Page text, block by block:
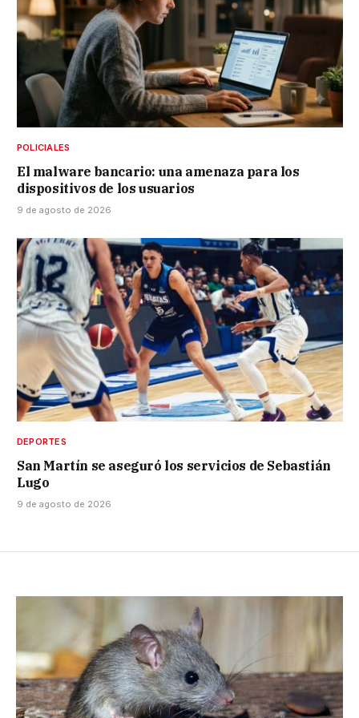
POLICIALES
El malware bancario: una amenaza para los
dispositivos de los usuarios
9 de agosto de 2026
DEPORTES
San Martín se aseguró los servicios de Sebastián
Lugo
9 de agosto de 2026